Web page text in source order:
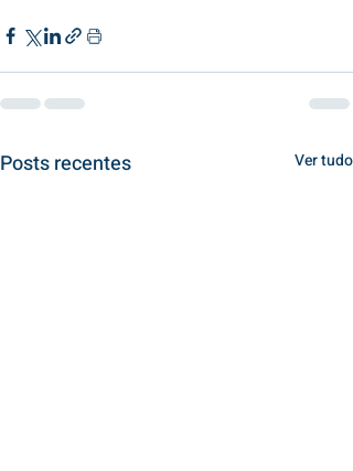
Posts recentes Ver tudo